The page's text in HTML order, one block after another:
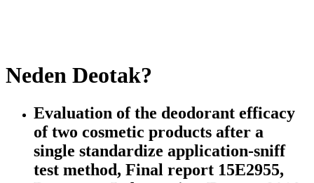
Neden Deotak?
Evaluation of the deodorant efficacy
of two cosmetic products after a
single standardize application-sniff
test method, Final report 15E2955,